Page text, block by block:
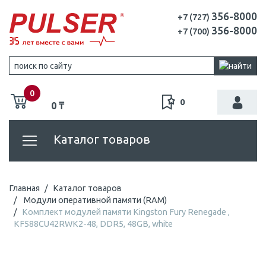
+7 (727) 356-8000
+7 (700) 356-8000
0
0 ₸ 0
Каталог товаров
Главная
Каталог товаров
Модули оперативной памяти (RAM)
Комплект модулей памяти Kingston Fury Renegade ,
KF588CU42RWK2-48, DDR5, 48GB, white